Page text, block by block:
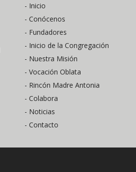
- Inicio
- Conócenos
- Fundadores
- Inicio de la Congregación
- Nuestra Misión
- Vocación Oblata
- Rincón Madre Antonia
- Colabora
- Noticias
- Contacto